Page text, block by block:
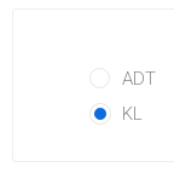
ADT
KL